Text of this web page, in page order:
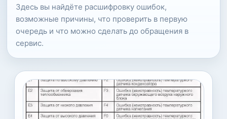
Здесь вы найдёте расшифровку ошибок,
возможные причины, что проверить в первую
очередь и что можно сделать до обращения в
сервис.